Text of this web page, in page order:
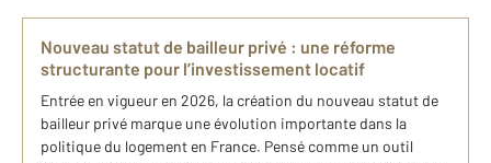
Nouveau statut de bailleur privé : une réforme
structurante pour l’investissement locatif
Entrée en vigueur en 2026, la création du nouveau statut de
bailleur privé marque une évolution importante dans la
politique du logement en France. Pensé comme un outil